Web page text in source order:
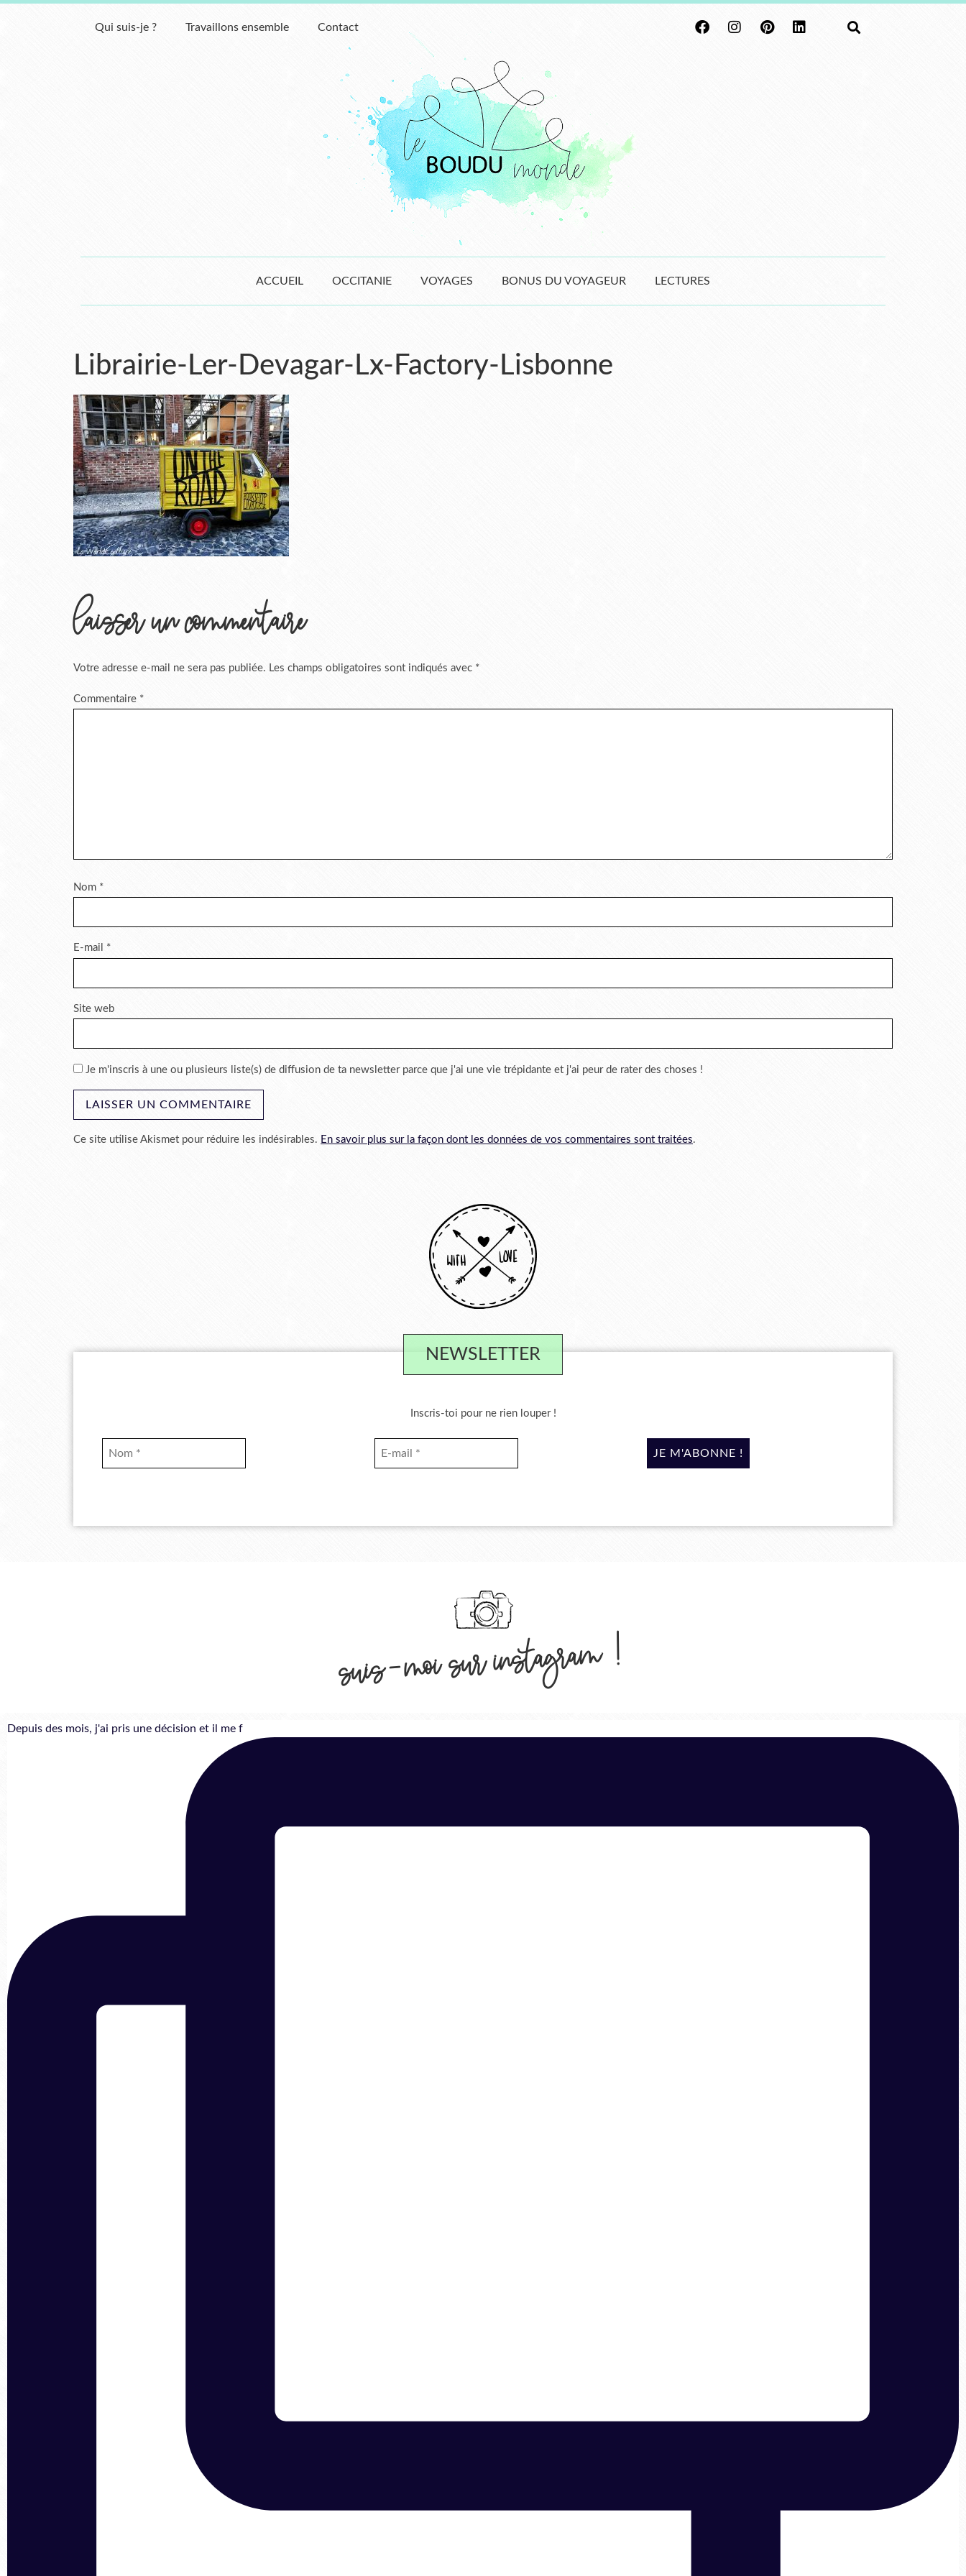
Qui suis-je ? Travaillons ensemble Contact
ACCUEIL OCCITANIE VOYAGES BONUS DU VOYAGEUR LECTURES
Librairie-Ler-Devagar-Lx-Factory-Lisbonne
laisser un commentaire
Votre adresse e-mail ne sera pas publiée. Les champs obligatoires sont indiqués avec *
Commentaire *
Nom *
E-mail *
Site web
Je m'inscris à une ou plusieurs liste(s) de diffusion de ta newsletter parce que j'ai une vie trépidante et j'ai peur de rater des choses !
Ce site utilise Akismet pour réduire les indésirables. En savoir plus sur la façon dont les données de vos commentaires sont traitées.
NEWSLETTER
Inscris-toi pour ne rien louper !
suis-moi sur instagram !
Depuis des mois, j'ai pris une décision et il me f